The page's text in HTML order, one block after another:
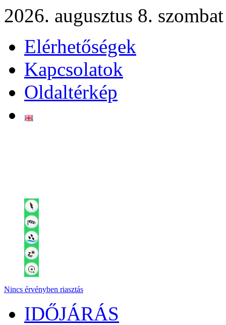
2026. augusztus 8. szombat
Elérhetőségek
Kapcsolatok
Oldaltérkép
Nincs érvényben riasztás
IDŐJÁRÁS